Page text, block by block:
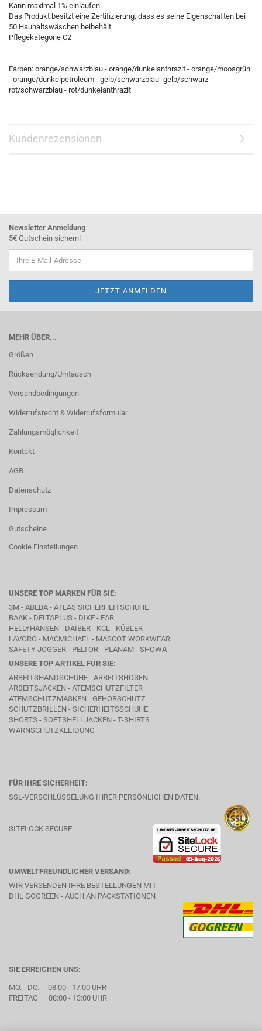
Kann maximal 1% einlaufen
Das Produkt besitzt eine Zertifizierung, dass es seine Eigenschaften bei
50 Hauhaltswäschen beibehält
Pflegekategorie C2
Farben: orange/schwarzblau - orange/dunkelanthrazit - orange/moosgrün
- orange/dunkelpetroleum - gelb/schwarzblau- gelb/schwarz -
rot/schwarzblau - rot/dunkelanthrazit
Kundenrezensionen
Newsletter Anmeldung
5€ Gutschein sichern!
MEHR ÜBER...
Größen
Rücksendung/Umtausch
Versandbedingungen
Widerrufsrecht & Widerrufsformular
Zahlungsmöglichkeit
Kontakt
AGB
Datenschutz
Impressum
Gutscheine
Cookie Einstellungen
UNSERE TOP MARKEN FÜR SIE:
3M - ABEBA - ATLAS SICHERHEITSCHUHE
BAAK - DELTAPLUS - DIKE - EAR
HELLYHANSEN - DAIBER - KCL - KÜBLER
LAVORO - MACMICHAEL - MASCOT WORKWEAR
SAFETY JOGGER - PELTOR - PLANAM - SHOWA
UNSERE TOP ARTIKEL FÜR SIE:
ARBEITSHANDSCHUHE - ARBEITSHOSEN
ARBEITSJACKEN - ATEMSCHUTZFILTER
ATEMSCHUTZMASKEN - GEHÖRSCHUTZ
SCHUTZBRILLEN - SICHERHEITSSCHUHE
SHORTS - SOFTSHELLJACKEN - T-SHIRTS
WARNSCHUTZKLEIDUNG
FÜR IHRE SICHERHEIT:
SSL-VERSCHLÜSSELUNG IHRER PERSÖNLICHEN DATEN.
SITELOCK SECURE
UMWELTFREUNDLICHER VERSAND:
WIR VERSENDEN IHRE BESTELLUNGEN MIT
DHL GOGREEN - AUCH AN PACKSTATIONEN
SIE ERREICHEN UNS:
MO. - DO. 08:00 - 17:00 UHR
FREITAG 08:00 - 13:00 UHR